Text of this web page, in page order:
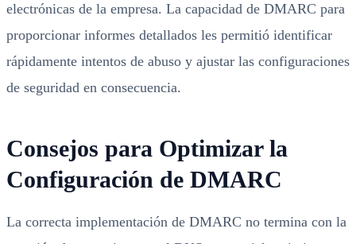
electrónicas de la empresa. La capacidad de DMARC para
proporcionar informes detallados les permitió identificar
rápidamente intentos de abuso y ajustar las configuraciones
de seguridad en consecuencia.
Consejos para Optimizar la
Configuración de DMARC
La correcta implementación de DMARC no termina con la